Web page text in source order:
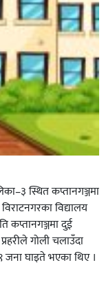
स्थित कप्तानगञ्जमा
विद्यालय
कप्तानगञ्जमा दुई
गोली चलाउँदा
जना घाइते भएका थिए ।